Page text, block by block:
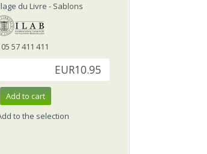
du Livre - Sablons
57 411 411
EUR10.95
Add to cart
to the selection